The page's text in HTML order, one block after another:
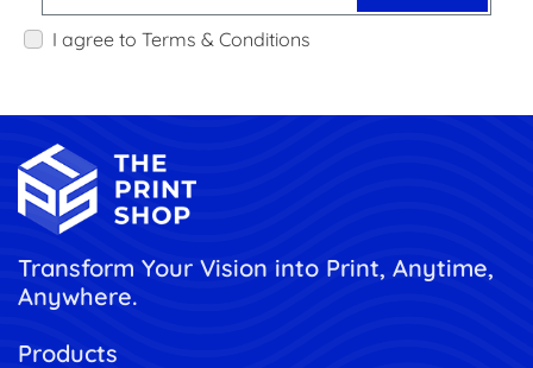
I agree to Terms & Conditions
Transform Your Vision into Print, Anytime,
Anywhere.
Products